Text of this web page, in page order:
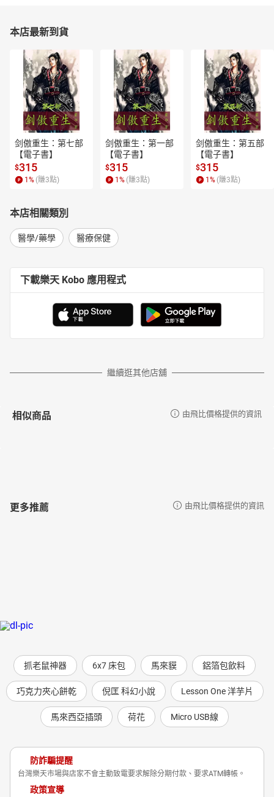
本店最新到貨
剑傲重生：第七部
【電子書】
$315
1 % (賺3點)
剑傲重生：第一部
【電子書】
$315
1 % (賺3點)
剑傲重生：第五部
【電子書】
$315
1 % (賺3點)
本店相關類別
醫學/藥學 醫療保健
下載樂天 Kobo 應用程式
繼續逛其他店舖
相似商品 由飛比價格提供的資訊
更多推薦 由飛比價格提供的資訊
抓老鼠神器 6x7 床包 馬來貘 鋁箔包飲料
巧克力夾心餅乾 倪匡 科幻小說 Lesson One 洋芋片
馬來西亞插頭 荷花 Micro USB線
防詐騙提醒
台灣樂天市場與店家不會主動致電要求解除分期付款、要求ATM轉帳。
政策宣導